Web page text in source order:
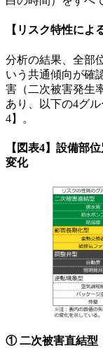
【リスク特性によ
分析の結果、全部
いう共通傾向が確
害（二次被害発生
あり、以下の4グ
4】。
【図表4】設備部
変化
① 二次被害直結型